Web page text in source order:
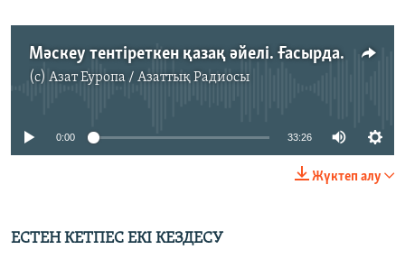
Мәскеу тентіреткен қазақ әйелі. Ғасырдан асқан жылнама ғұмыр
(c) Азат Еуропа / Азаттық Радиосы
No media source currently available
0:00 33:26
Жүктеп алу
ЕСТЕН КЕТПЕС ЕКІ КЕЗДЕСУ